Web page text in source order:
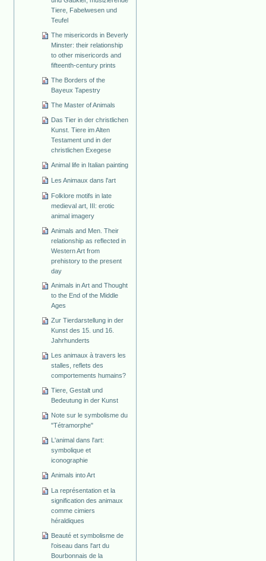
Tiere, Fabelwesen und
Teufel
The misericords in Beverly
Minster: their relationship
to other misericords and
fifteenth-century prints
The Borders of the
Bayeux Tapestry
The Master of Animals
Das Tier in der christlichen
Kunst. Tiere im Alten
Testament und in der
christlichen Exegese
Animal life in Italian painting
Les Animaux dans l'art
Folklore motifs in late
medieval art, III: erotic
animal imagery
Animals and Men. Their
relationship as reflected in
Western Art from
prehistory to the present
day
Animals in Art and Thought
to the End of the Middle
Ages
Zur Tierdarstellung in der
Kunst des 15. und 16.
Jahrhunderts
Les animaux à travers les
stalles, reflets des
comportements humains?
Tiere, Gestalt und
Bedeutung in der Kunst
Note sur le symbolisme du
"Tétramorphe"
L'animal dans l'art:
symbolique et
iconographie
Animals into Art
La représentation et la
signification des animaux
comme cimiers
héraldiques
Beauté et symbolisme de
l'oiseau dans l'art du
Bourbonnais de la